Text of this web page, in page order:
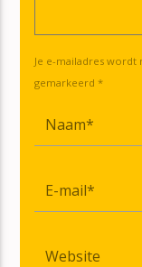
Je e-mailadres
gemarkeerd *